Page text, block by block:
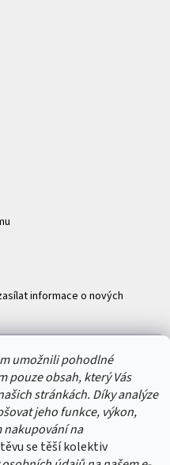
umožnili pohodlné
pouze obsah, který Vás
stránkách. Díky analýze
jeho funkce, výkon,
nakupování na
se těší kolektiv
informace o nových
ochrany osobních údajů